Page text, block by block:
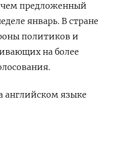
чем предложенный
январь. В стране
политиков и
на более
английском языке